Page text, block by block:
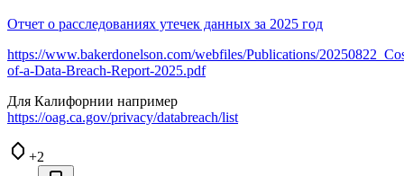
Отчет о расследованиях утечек данных за 2025 год
https://www.bakerdonelson.com/webfiles/Publications/
of-a-Data-Breach-Report-2025.pdf
Для Калифорнии например
https://oag.ca.gov/privacy/databreach/list
+2